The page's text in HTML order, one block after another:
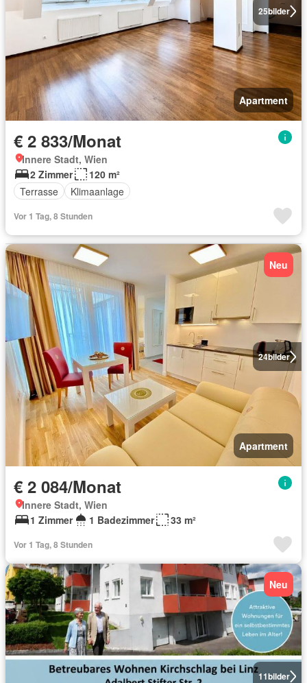
25bilder
Apartment
€ 2 833/Monat
Innere Stadt, Wien
2 Zimmer
120 m²
Terrasse
Klimaanlage
Vor 1 Tag, 8 Stunden
24bilder
Neu
Apartment
€ 2 084/Monat
Innere Stadt, Wien
1 Zimmer
1 Badezimmer 33 m²
Vor 1 Tag, 8 Stunden
11bilder
Neu